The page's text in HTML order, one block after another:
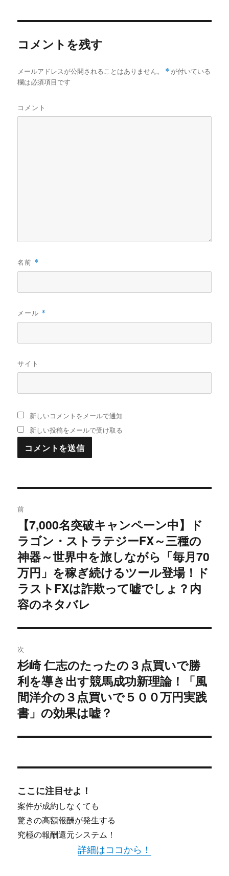
コメントを残す
メールアドレスが公開されることはありません。 * が付いている
欄は必須項目です
コメント
名前 *
メール *
サイト
新しいコメントをメールで通知
新しい投稿をメールで受け取る
稿
ナ
ビ
ゲ
ー
シ
ョ
ン
前
去
の
投
稿:
【7,000名突破キャンペーン中】ド
ラゴン・ストラテジーFX～三種の
神器～世界中を旅しながら「毎月70
万円」を稼ぎ続けるツール登場！ド
ラストFXは詐欺って嘘でしょ？内
容のネタバレ
次
次
の
投
稿:
杉崎 仁志のたったの３点買いで勝
利を導き出す競馬成功新理論！「風
間洋介の３点買いで５００万円実践
書」の効果は嘘？
ここに注目せよ！
案件が成約しなくても
驚きの高額報酬が発生する
究極の報酬還元システム！
詳細はココから！